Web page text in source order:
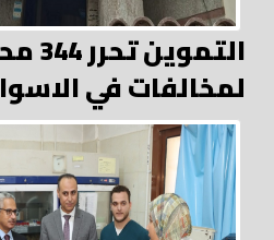
لمخالفات في